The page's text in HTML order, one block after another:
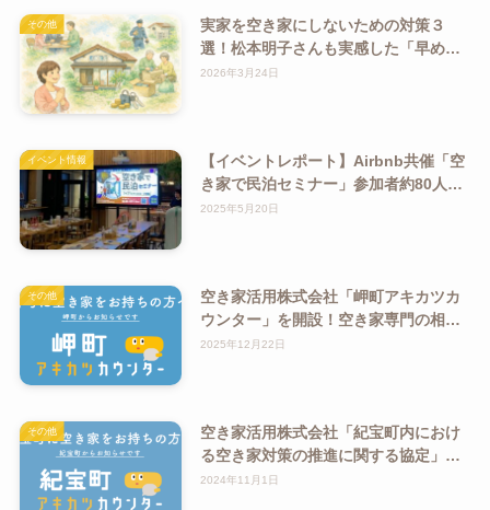
その他
実家を空き家にしないための対策３
選！松本明子さんも実感した「早めの
対策」の重要性
2026年3月24日
イベント情報
【イベントレポート】Airbnb共催「空
き家で民泊セミナー」参加者約80人！
空き家の活用事例から民泊の始め方ま
2025年5月20日
その他
空き家活用株式会社「岬町アキカツカ
ウンター」を開設！空き家専門の相談
窓口
2025年12月22日
その他
空き家活用株式会社「紀宝町内におけ
る空き家対策の推進に関する協定」を
締結！空き家専門の相談窓口「紀宝町
2024年11月1日